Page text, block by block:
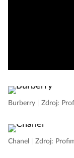
Burberry Zdroj:
Chanel Zdroj: